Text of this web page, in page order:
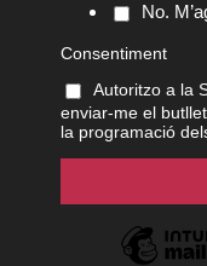
No.
Consentiment
Autoritzo a la
enviar-me el
la programació